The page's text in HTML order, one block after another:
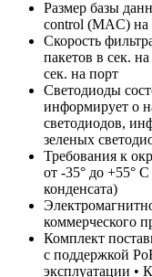
Размер базы
control (MAC) на
Скорость
пакетов в сек.
сек. на порт
Светодиоды
информирует о
светодиодов,
зеленых
Требования к
от -35° до +55°
конденсата)
коммерческого
Комплект
с поддержкой
эксплуатации •